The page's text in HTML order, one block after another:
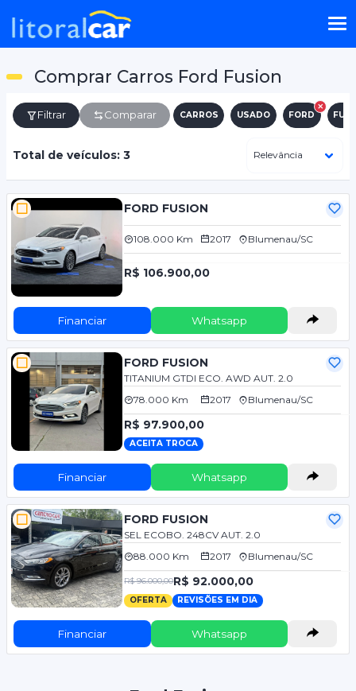
Comprar Carros Ford Fusion
Filtrar Comparar CARROS USADO FORD
Total de veículos: 3
FORD FUSION
108.000 Km 2017 Blumenau/SC
R$ 106.900,00
Financiar Whatsapp
FORD FUSION
TITANIUM GTDI ECO. AWD AUT. 2.0
78.000 Km
2017 Blumenau/SC
R$ 97.900,00
ACEITA TROCA
Financiar Whatsapp
FORD FUSION
SEL ECOBO. 248CV AUT. 2.0
88.000 Km
2017 Blumenau/SC
R$ 96.000,00R$ 92.000,00
OFERTA REVISÕES EM DIA
Financiar Whatsapp